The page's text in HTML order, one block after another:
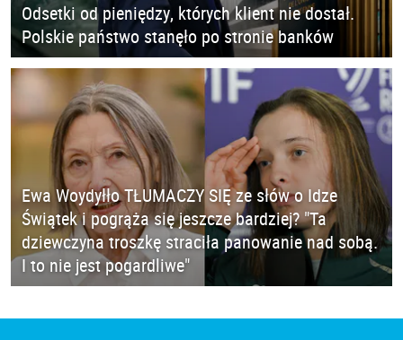
Odsetki od pieniędzy, których klient nie dostał.
Polskie państwo stanęło po stronie banków
Ewa Woydyłło TŁUMACZY SIĘ ze słów o Idze
Świątek i pogrąża się jeszcze bardziej? "Ta
dziewczyna troszkę straciła panowanie nad sobą.
I to nie jest pogardliwe"